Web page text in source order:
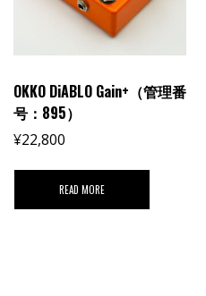
OKKO DiABLO Gain+（管理番
号：895）
¥22,800
READ MORE